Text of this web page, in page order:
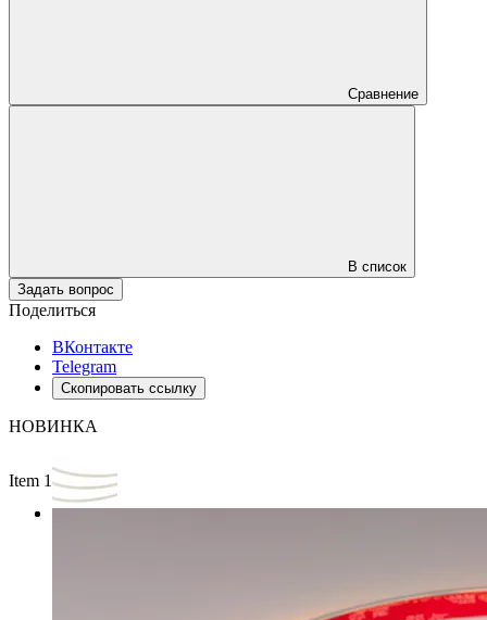
Сравнение
В список
Задать вопрос
Поделиться
ВКонтакте
Telegram
Скопировать ссылку
НОВИНКА
Item 1 of 2